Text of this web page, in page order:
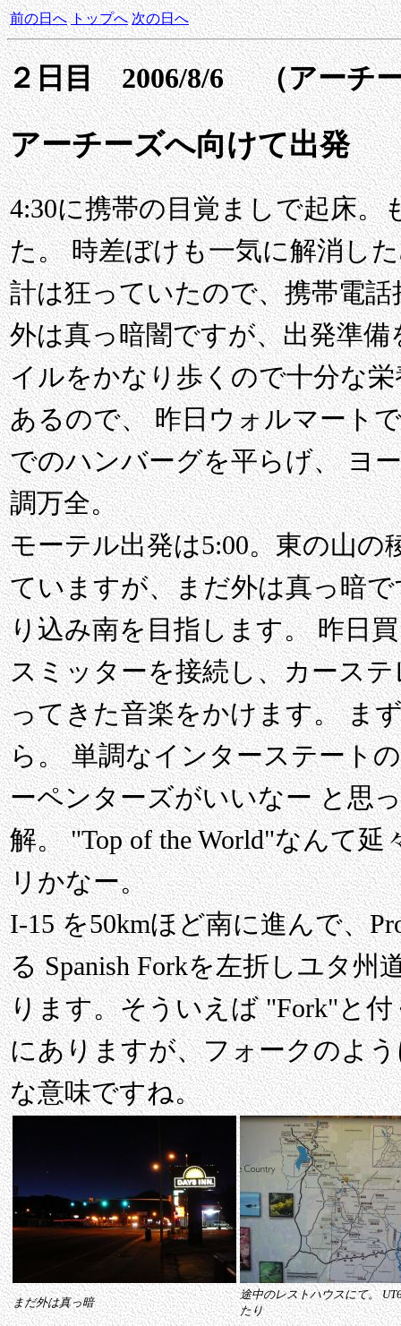
前の日へ トップへ 次の日へ
２日目 2006/8/6 （アーチ
アーチーズへ向けて出発
4:30に携帯の目覚ましで起床
た。 時差ぼけも一気に解消し
計は狂っていたので、携帯電
外は真っ暗闇ですが、出発準
イルをかなり歩くので十分な
あるので、 昨日ウォルマート
でのハンバーグを平らげ、 ヨ
調万全。
モーテル出発は5:00。東の山
ていますが、まだ外は真っ暗
り込み南を目指します。 昨日
スミッターを接続し、カース
ってきた音楽をかけます。 ま
ら。 単調なインターステート
ーペンターズがいいなー と思
解。 "Top of the World"なんて
リかなー。
I-15 を50kmほど南に進んで、
る Spanish Forkを左折しユタ州
ります。そういえば "Fork"と
にありますが、フォークのよ
な意味ですね。
まだ外は真っ暗
途中のレストハウスにて。
たり